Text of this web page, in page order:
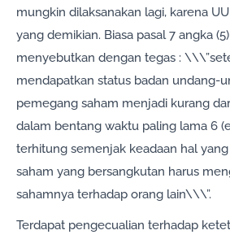
mungkin dilaksanakan lagi, karena
yang demikian. Biasa pasal 7 angka
menyebutkan dengan tegas :
mendapatkan status badan undang-
pemegang saham menjadi kurang
dalam bentang waktu paling lama 6
terhitung semenjak keadaan hal
saham yang bersangkutan harus
sahamnya terhadap orang lain\\\”.
Terdapat pengecualian terhadap